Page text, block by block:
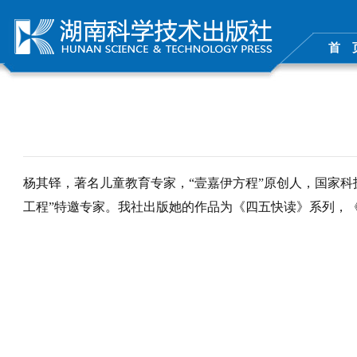
首
杨其铎，著名儿童教育专家，“壹嘉伊方程”原创人，国家
工程”特邀专家。我社出版她的作品为《四五快读》系列，